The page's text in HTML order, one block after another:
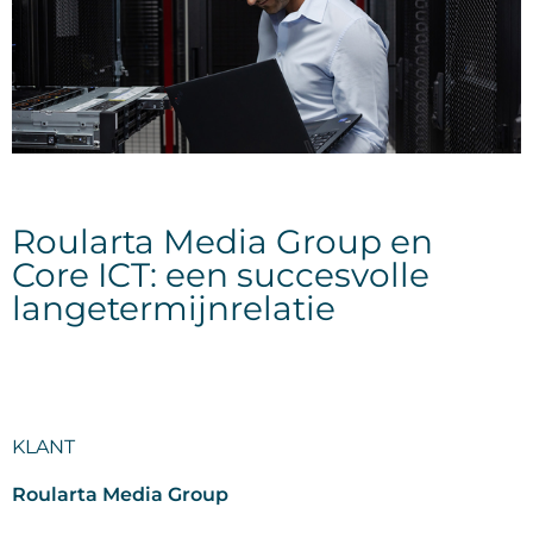
Roularta Media Group en
Core ICT: een succesvolle
langetermijnrelatie
KLANT
Roularta Media Group